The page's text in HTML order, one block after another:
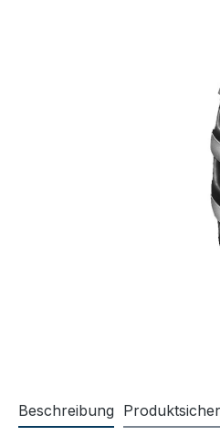
Beschreibung